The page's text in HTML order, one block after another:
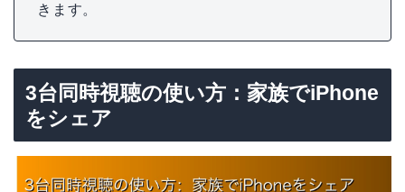
きます。
3台同時視聴の使い方：家族でiPhone
をシェア